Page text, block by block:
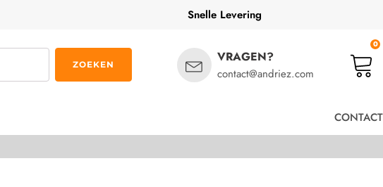
Snelle Levering
ZOEKEN VRAGEN?
contact@andriez.com
0
CONTACT